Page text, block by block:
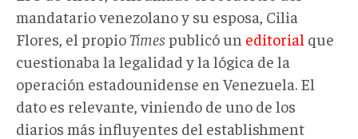
mandatario venezolano y su esposa, Cilia
Flores, el propio Timespublicó un editorial que
cuestionaba la legalidad y la lógica de la
operación estadounidense en Venezuela. El
dato es relevante, viniendo de uno de los
diarios más influyentes del establishment